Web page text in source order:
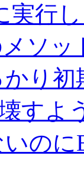
実行
ソッ
り
すよ
のに